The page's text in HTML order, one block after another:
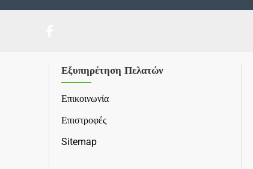
Εξυπηρέτηση Πελατών
Επικοινωνία
Επιστροφές
Sitemap